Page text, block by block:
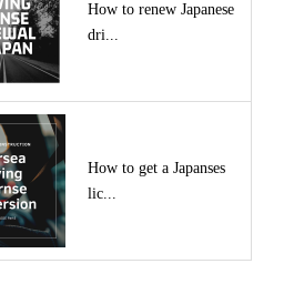
How to renew Japanese
dri...
How to get a Japanses
lic...